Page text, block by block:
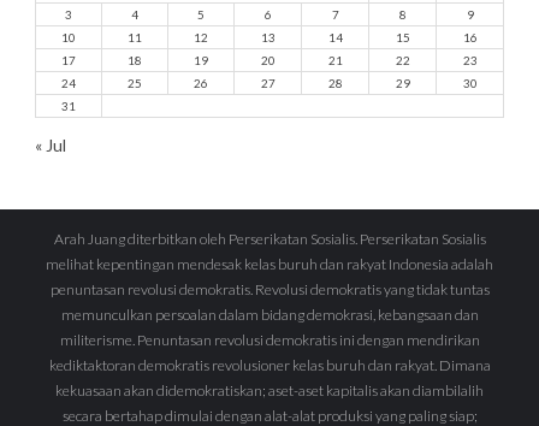
3
4 5 6 7 8
9
10
11 12 13 14 15
16
17
18 19 20 21 22
23
24
25 26 27 28 29
30
31
« Jul
Arah Juang diterbitkan oleh Perserikatan Sosialis. Perserikatan Sosialis
melihat kepentingan mendesak kelas buruh dan rakyat Indonesia adalah
penuntasan revolusi demokratis. Revolusi demokratis yang tidak tuntas
memunculkan persoalan dalam bidang demokrasi, kebangsaan dan
militerisme. Penuntasan revolusi demokratis ini dengan mendirikan
kediktaktoran demokratis revolusioner kelas buruh dan rakyat. Dimana
kekuasaan akan didemokratiskan; aset-aset kapitalis akan diambilalih
secara bertahap dimulai dengan alat-alat produksi yang paling siap;